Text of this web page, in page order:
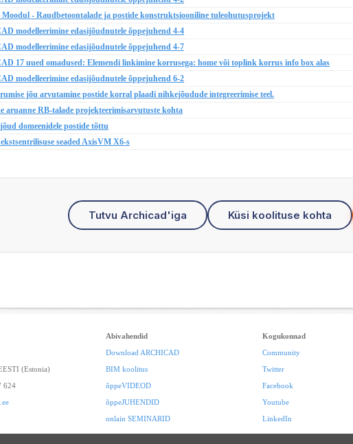
Moodul - Raudbetoontalade ja postide konstruktsiooniline tuleohutusprojekt
modelleerimine edasijõudnutele õppejuhend 4-4
modelleerimine edasijõudnutele õppejuhend 4-7
17 uued omadused: Elemendi linkimine korrusega: home või toplink korrus info box alas
modelleerimine edasijõudnutele õppejuhend 6-2
jõu arvutamine postide korral plaadi nihkejõudude integreerimise teel.
aruanne RB-talade projekteerimisarvutuste kohta
domeenidele postide tõttu
seaded AxisVM X6-s
Tutvu Archicad'iga Küsi koolituse kohta
(Estonia)
624
Abivahendid
Download ARCHICAD
BIM koolitus
õppeVIDEOD
õppeJUHENDID
onlain SEMINARID
Kogukonnad
Community
Twitter
Facebook
Youtube
LinkedIn